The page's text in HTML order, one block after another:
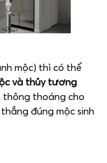
mộc) thì có thể
và thủy tương
thông thoáng cho
đúng mộc sinh